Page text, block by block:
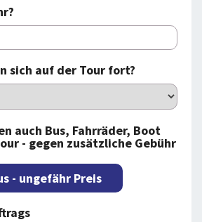
sich auf der Tour fort?
auch Bus, Fahrräder, Boot
- gegen zusätzliche Gebühr
- ungefähr Preis